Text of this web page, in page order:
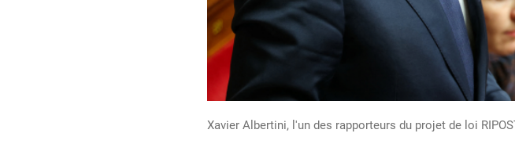
Xavier Albertini, l'un des rapporteurs du projet de loi